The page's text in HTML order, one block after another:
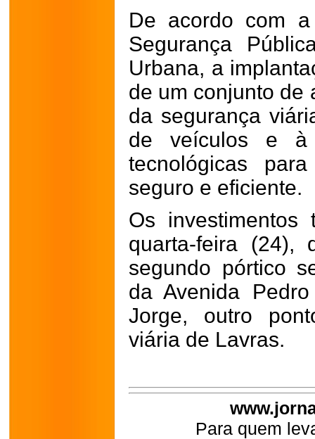
De acordo com
Segurança
Urbana, a
de um conjunto de
da segurança
de veículos e à
tecnológicas
seguro e eficiente.
Os investimentos
quarta-feira (24),
segundo pórtico
da Avenida
Jorge, outro
viária de Lavras.
Para quem